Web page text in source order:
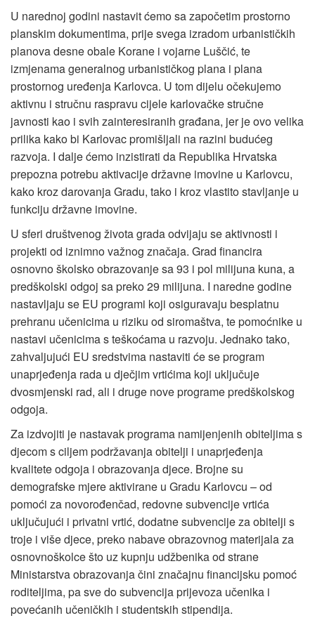
U narednoj godini nastavit ćemo sa započetim prostorno
planskim dokumentima, prije svega izradom urbanističkih
planova desne obale Korane i vojarne Luščić, te
izmjenama generalnog urbanističkog plana i plana
prostornog uređenja Karlovca. U tom dijelu očekujemo
aktivnu i stručnu raspravu cijele karlovačke stručne
javnosti kao i svih zainteresiranih građana, jer je ovo velika
prilika kako bi Karlovac promišljali na razini budućeg
razvoja. I dalje ćemo inzistirati da Republika Hrvatska
prepozna potrebu aktivacije državne imovine u Karlovcu,
kako kroz darovanja Gradu, tako i kroz vlastito stavljanje u
funkciju državne imovine.
U sferi društvenog života grada odvijaju se aktivnosti i
projekti od iznimno važnog značaja. Grad financira
osnovno školsko obrazovanje sa 93 i pol milijuna kuna, a
predškolski odgoj sa preko 29 milijuna. I naredne godine
nastavljaju se EU programi koji osiguravaju besplatnu
prehranu učenicima u riziku od siromaštva, te pomoćnike u
nastavi učenicima s teškoćama u razvoju. Jednako tako,
zahvaljujući EU sredstvima nastaviti će se program
unaprjeđenja rada u dječjim vrtićima koji uključuje
dvosmjenski rad, ali i druge nove programe predškolskog
odgoja.
Za izdvojiti je nastavak programa namijenjenih obiteljima s
djecom s ciljem podržavanja obitelji i unaprjeđenja
kvalitete odgoja i obrazovanja djece. Brojne su
demografske mjere aktivirane u Gradu Karlovcu – od
pomoći za novorođenčad, redovne subvencije vrtića
uključujući i privatni vrtić, dodatne subvencije za obitelji s
troje i više djece, preko nabave obrazovnog materijala za
osnovnoškolce što uz kupnju udžbenika od strane
Ministarstva obrazovanja čini značajnu financijsku pomoć
roditeljima, pa sve do subvencija prijevoza učenika i
povećanih učeničkih i studentskih stipendija.